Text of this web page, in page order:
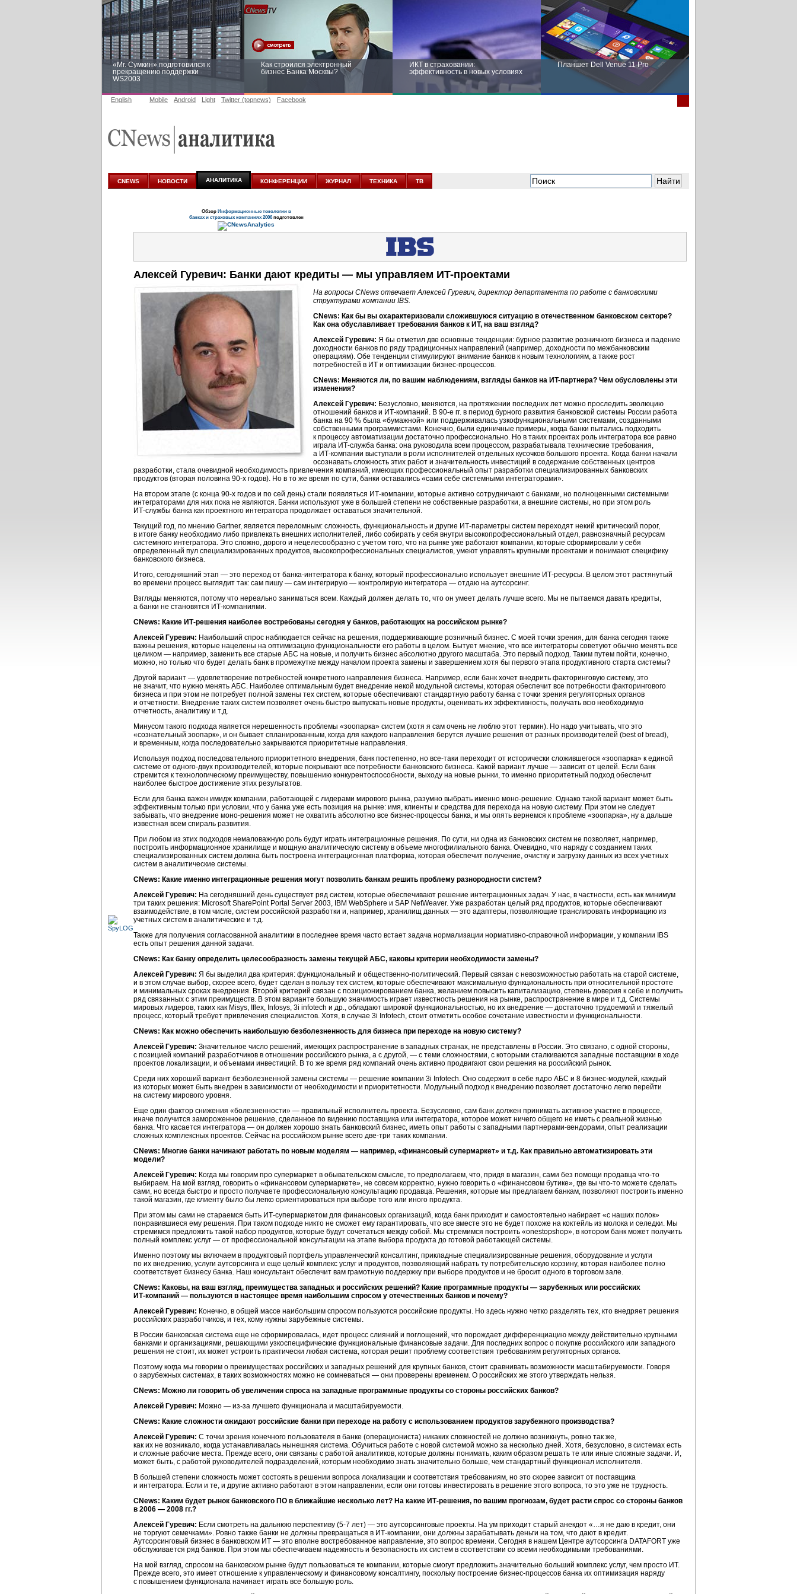
«Mr. Сумкин» подготовился к
прекращению поддержки
WS2003
Как строился электронный
бизнес Банка Москвы?
ИКТ в страховании:
эффективность в новых условиях
Планшет Dell Venue 11 Pro
аналитике
новых условиях
English Mobile Android Light Twitter (topnews) Facebook
CNEWS НОВОСТИ АНАЛИТИКА КОНФЕРЕНЦИИ ЖУРНАЛ ТЕХНИКА ТВ
Обзор Информационные тенологии в
банках и страховых компаниях 2006подготовлен
Алексей Гуревич: Банки дают кредиты — мы управляем ИT-проектами
На вопросы CNews отвечает Алексей Гуревич, директор департамента по работе с банковскими
структурами компании IBS.
CNews: Как бы вы охарактеризовали сложившуюся ситуацию в отечественном банковском секторе?
Как она обуславливает требования банков к ИТ, на ваш взгляд?
Алексей Гуревич: Я бы отметил две основные тенденции: бурное развитие розничного бизнеса и падение
доходности банков по ряду традиционных направлений (например, доходности по межбанковским
операциям). Обе тенденции стимулируют внимание банков к новым технологиям, а также рост
потребностей в ИТ и оптимизации бизнес-процессов.
CNews: Меняются ли, по вашим наблюдениям, взгляды банков на ИT-партнера? Чем обусловлены эти
изменения?
Алексей Гуревич: Безусловно, меняются, на протяжении последних лет можно проследить эволюцию
отношений банков и ИТ-компаний. В 90-е гг. в период бурного развития банковской системы России работа
банка на 90 % была «бумажной» или поддерживалась узкофункциональными системами, созданными
собственными программистами. Конечно, были единичные примеры, когда банки пытались подходить
к процессу автоматизации достаточно профессионально. Но в таких проектах роль интегратора все равно
играла ИТ-служба банка: она руководила всем процессом, разрабатывала технические требования,
а ИТ-компании выступали в роли исполнителей отдельных кусочков большого проекта. Когда банки начали
осознавать сложность этих работ и значительность инвестиций в содержание собственных центров
разработки, стала очевидной необходимость привлечения компаний, имеющих профессиональный опыт разработки специализированных банковских
продуктов (вторая половина 90-х годов). Но в то же время по сути, банки оставались «сами себе системными интеграторами».
На втором этапе (с конца 90-х годов и по сей день) стали появляться ИТ-компании, которые активно сотрудничают с банками, но полноценными системными
интеграторами для них пока не являются. Банки используют уже в большей степени не собственные разработки, а внешние системы, но при этом роль
ИТ-службы банка как проектного интегратора продолжает оставаться значительной.
Текущий год, по мнению Gartner, является переломным: сложность, функциональность и другие ИТ-параметры систем переходят некий критический порог,
в итоге банку необходимо либо привлекать внешних исполнителей, либо собирать у себя внутри высокопрофессиональный отдел, равнозначный ресурсам
системного интегратора. Это сложно, дорого и нецелесообразно с учетом того, что на рынке уже работают компании, которые сформировали у себя
определенный пул специализированных продуктов, высокопрофессиональных специалистов, умеют управлять крупными проектами и понимают специфику
банковского бизнеса.
Итого, сегодняшний этап — это переход от банка-интегратора к банку, который профессионально использует внешние ИТ-ресурсы. В целом этот растянутый
во времени процесс выглядит так: сам пишу — сам интегрирую — контролирую интегратора — отдаю на аутсорсинг.
Взгляды меняются, потому что нереально заниматься всем. Каждый должен делать то, что он умеет делать лучше всего. Мы не пытаемся давать кредиты,
а банки не становятся ИТ-компаниями.
CNews: Какие ИТ-решения наиболее востребованы сегодня у банков, работающих на российском рынке?
Алексей Гуревич: Наибольший спрос наблюдается сейчас на решения, поддерживающие розничный бизнес. С моей точки зрения, для банка сегодня также
важны решения, которые нацелены на оптимизацию функциональности его работы в целом. Бытует мнение, что все интеграторы советуют обычно менять все
целиком — например, заменить все старые АБС на новые, и получить бизнес абсолютно другого масштаба. Это первый подход. Таким путем пойти, конечно,
можно, но только что будет делать банк в промежутке между началом проекта замены и завершением хотя бы первого этапа продуктивного старта системы?
Другой вариант — удовлетворение потребностей конкретного направления бизнеса. Например, если банк хочет внедрить факторинговую систему, это
не значит, что нужно менять АБС. Наиболее оптимальным будет внедрение некой модульной системы, которая обеспечит все потребности факторингового
бизнеса и при этом не потребует полной замены тех систем, которые обеспечивают стандартную работу банка с точки зрения регуляторных органов
и отчетности. Внедрение таких систем позволяет очень быстро выпускать новые продукты, оценивать их эффективность, получать всю необходимую
отчетность, аналитику и т.д.
Минусом такого подхода является нерешенность проблемы «зоопарка» систем (хотя я сам очень не люблю этот термин). Но надо учитывать, что это
«сознательный зоопарк», и он бывает спланированным, когда для каждого направления берутся лучшие решения от разных производителей (best of bread),
и временным, когда последовательно закрываются приоритетные направления.
Используя подход последовательного приоритетного внедрения, банк постепенно, но все-таки переходит от исторически сложившегося «зоопарка» к единой
системе от одного-двух производителей, которые покрывают все потребности банковского бизнеса. Какой вариант лучше — зависит от целей. Если банк
стремится к технологическому преимуществу, повышению конкурентоспособности, выходу на новые рынки, то именно приоритетный подход обеспечит
наиболее быстрое достижение этих результатов.
Если для банка важен имидж компании, работающей с лидерами мирового рынка, разумно выбрать именно моно-решение. Однако такой вариант может быть
эффективным только при условии, что у банка уже есть позиция на рынке: имя, клиенты и средства для перехода на новую систему. При этом не следует
забывать, что внедрение моно-решения может не охватить абсолютно все бизнес-процессы банка, и мы опять вернемся к проблеме «зоопарка», ну а дальше
известная всем спираль развития.
При любом из этих подходов немаловажную роль будут играть интеграционные решения. По сути, ни одна из банковских систем не позволяет, например,
построить информационное хранилище и мощную аналитическую систему в объеме многофилиального банка. Очевидно, что наряду с созданием таких
специализированных систем должна быть построена интеграционная платформа, которая обеспечит получение, очистку и загрузку данных из всех учетных
систем в аналитические системы.
CNews: Какие именно интеграционные решения могут позволить банкам решить проблему разнородности систем?
Алексей Гуревич: На сегодняшний день существует ряд систем, которые обеспечивают решение интеграционных задач. У нас, в частности, есть как минимум
три таких решения: Microsoft SharePoint Portal Server 2003, IBM WebSphere и SAP NetWeaver. Уже разработан целый ряд продуктов, которые обеспечивают
взаимодействие, в том числе, систем российской разработки и, например, хранилищ данных — это адаптеры, позволяющие транслировать информацию из
учетных систем в аналитические и т.д.
Также для получения согласованной аналитики в последнее время часто встает задача нормализации нормативно-справочной информации, у компании IBS
есть опыт решения данной задачи.
CNews: Как банку определить целесообразность замены текущей АБС, каковы критерии необходимости замены?
Алексей Гуревич: Я бы выделил два критерия: функциональный и общественно-политический. Первый связан с невозможностью работать на старой системе,
и в этом случае выбор, скорее всего, будет сделан в пользу тех систем, которые обеспечивают максимальную функциональность при относительной простоте
и минимальных сроках внедрения. Второй критерий связан с позиционированием банка, желанием повысить капитализацию, степень доверия к себе и получить
ряд связанных с этим преимуществ. В этом варианте большую значимость играет известность решения на рынке, распространение в мире и т.д. Системы
мировых лидеров, таких как Misys, Iflex, Infosys, 3i infotech и др., обладают широкой функциональностью, но их внедрение — достаточно трудоемкий и тяжелый
процесс, который требует привлечения специалистов. Хотя, в случае 3i Infotech, стоит отметить особое сочетание известности и функциональности.
CNews: Как можно обеспечить наибольшую безболезненность для бизнеса при переходе на новую систему?
Алексей Гуревич: Значительное число решений, имеющих распространение в западных странах, не представлены в России. Это связано, с одной стороны,
с позицией компаний разработчиков в отношении российского рынка, а с другой, — с теми сложностями, с которыми сталкиваются западные поставщики в ходе
проектов локализации, и объемами инвестиций. В то же время ряд компаний очень активно продвигают свои решения на российский рынок.
Среди них хороший вариант безболезненной замены системы — решение компании 3i Infotech. Оно содержит в себе ядро АБС и 8 бизнес-модулей, каждый
из которых может быть внедрен в зависимости от необходимости и приоритетности. Модульный подход к внедрению позволяет достаточно легко перейти
на систему мирового уровня.
Еще один фактор снижения «болезненности» — правильный исполнитель проекта. Безусловно, сам банк должен принимать активное участие в процессе,
иначе получится замороженное решение, сделанное по видению поставщика или интегратора, которое может ничего общего не иметь с реальной жизнью
банка. Что касается интегратора — он должен хорошо знать банковский бизнес, иметь опыт работы с западными партнерами-вендорами, опыт реализации
сложных комплексных проектов. Сейчас на российском рынке всего две-три таких компании.
CNews: Многие банки начинают работать по новым моделям — например, «финансовый супермаркет» и т.д. Как правильно автоматизировать эти
модели?
Алексей Гуревич: Когда мы говорим про супермаркет в обывательском смысле, то предполагаем, что, придя в магазин, сами без помощи продавца что-то
выбираем. На мой взгляд, говорить о «финансовом супермаркете», не совсем корректно, нужно говорить о «финансовом бутике», где вы что-то можете сделать
сами, но всегда быстро и просто получаете профессиональную консультацию продавца. Решения, которые мы предлагаем банкам, позволяют построить именно
такой магазин, где клиенту было бы легко ориентироваться при выборе того или иного продукта.
При этом мы сами не стараемся быть ИТ-супермаркетом для финансовых организаций, когда банк приходит и самостоятельно набирает «с наших полок»
понравившиеся ему решения. При таком подходе никто не сможет ему гарантировать, что все вместе это не будет похоже на коктейль из молока и селедки. Мы
стремимся предложить такой набор продуктов, которые будут сочетаться между собой. Мы стремимся построить «onestopshop», в котором банк может получить
полный комплекс услуг — от профессиональной консультации на этапе выбора продукта до готовой работающей системы.
Именно поэтому мы включаем в продуктовый портфель управленческий консалтинг, прикладные специализированные решения, оборудование и услуги
по их внедрению, услуги аутсорсинга и еще целый комплекс услуг и продуктов, позволяющий набрать ту потребительскую корзину, которая наиболее полно
соответствует бизнесу банка. Наш консультант обеспечит вам грамотную поддержку при выборе продуктов и не бросит одного в торговом зале.
CNews: Каковы, на ваш взгляд, преимущества западных и российских решений? Какие программные продукты — зарубежных или российских
ИТ-компаний — пользуются в настоящее время наибольшим спросом у отечественных банков и почему?
Алексей Гуревич: Конечно, в общей массе наибольшим спросом пользуются российские продукты. Но здесь нужно четко разделять тех, кто внедряет решения
российских разработчиков, и тех, кому нужны зарубежные системы.
В России банковская система еще не сформировалась, идет процесс слияний и поглощений, что порождает дифференциацию между действительно крупными
банками и организациями, решающими узкоспецифические функциональные финансовые задачи. Для последних вопрос о покупке российского или западного
решения не стоит, их может устроить практически любая система, которая решит проблему соответствия требованиям регуляторных органов.
Поэтому когда мы говорим о преимуществах российских и западных решений для крупных банков, стоит сравнивать возможности масштабируемости. Говоря
о зарубежных системах, в таких возможностях можно не сомневаться — они проверены временем. О российских же этого утверждать нельзя.
CNews: Можно ли говорить об увеличении спроса на западные программные продукты со стороны российских банков?
Алексей Гуревич: Можно — из-за лучшего функционала и масштабируемости.
CNews: Какие сложности ожидают российские банки при переходе на работу с использованием продуктов зарубежного производства?
Алексей Гуревич: С точки зрения конечного пользователя в банке (операциониста) никаких сложностей не должно возникнуть, ровно так же,
как их не возникало, когда устанавливалась нынешняя система. Обучиться работе с новой системой можно за несколько дней. Хотя, безусловно, в системах есть
и сложные рабочие места. Прежде всего, они связаны с работой аналитиков, которые должны понимать, каким образом решать те или иные сложные задачи. И,
может быть, с работой руководителей подразделений, которым необходимо знать значительно больше, чем стандартный функционал исполнителя.
В большей степени сложность может состоять в решении вопроса локализации и соответствия требованиям, но это скорее зависит от поставщика
и интегратора. Если и те, и другие активно работают в этом направлении, если они готовы инвестировать в решение этого вопроса, то это уже не трудность.
CNews: Каким будет рынок банковского ПО в ближайшие несколько лет? На какие ИТ-решения, по вашим прогнозам, будет расти спрос со стороны банков
в 2006 — 2008 гг.?
Алексей Гуревич: Если смотреть на дальнюю перспективу (5-7 лет) — это аутсорсинговые проекты. На ум приходит старый анекдот «…я не даю в кредит, они
не торгуют семечками». Ровно также банки не должны превращаться в ИТ-компании, они должны зарабатывать деньги на том, что дают в кредит.
Аутсорсинговый бизнес в банковском ИТ — это вполне востребованное направление, это вопрос времени. Сегодня в нашем Центре аутсорсинга DATAFORT уже
обслуживается ряд банков. При этом мы обеспечиваем надежность и безопасность их систем в соответствии со всеми необходимыми требованиями.
На мой взгляд, спросом на банковском рынке будут пользоваться те компании, которые смогут предложить значительно больший комплекс услуг, чем просто ИТ.
Прежде всего, это имеет отношение к управленческому и финансовому консалтингу, поскольку построение бизнес-процессов банка их оптимизация наряду
с повышением функционала начинает играть все большую роль.